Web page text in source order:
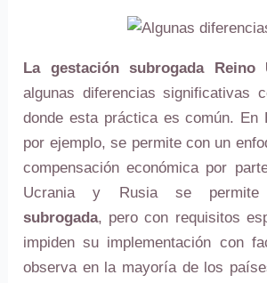
La gestación subrogada Reino
algunas diferencias significativas
donde esta práctica es común. En
por ejemplo, se permite con un
compensación económica por
Ucrania y Rusia se
subrogada, pero con requisitos
impiden su implementación con
observa en la mayoría de los